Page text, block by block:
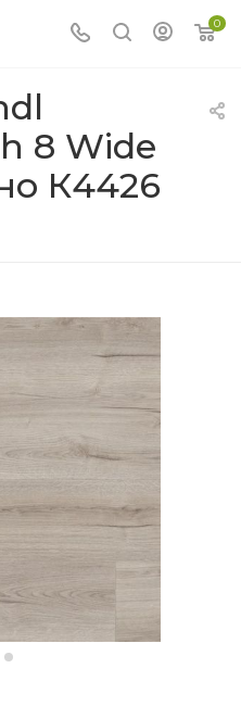
0
8 Wide
К4426